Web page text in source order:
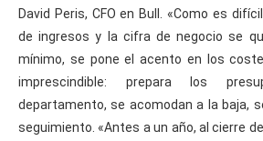
David Peris, CFO en Bull. «Como es
de ingresos y la cifra de negocio se
mínimo, se pone el acento en los
imprescindible: prepara los
departamento, se acomodan a la baja,
seguimiento. «Antes a un año, al cierre